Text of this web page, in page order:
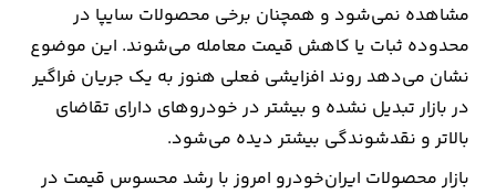
مشاهده نمی‌شود و همچنان برخی محصولات سایپا در
محدوده ثبات یا کاهش قیمت معامله می‌شوند. این موضوع
نشان می‌دهد روند افزایشی فعلی هنوز به یک جریان فراگیر
در بازار تبدیل نشده و بیشتر در خودروهای دارای تقاضای
بالاتر و نقدشوندگی بیشتر دیده می‌شود.
بازار محصولات ایران‌خودرو امروز با رشد محسوس قیمت در